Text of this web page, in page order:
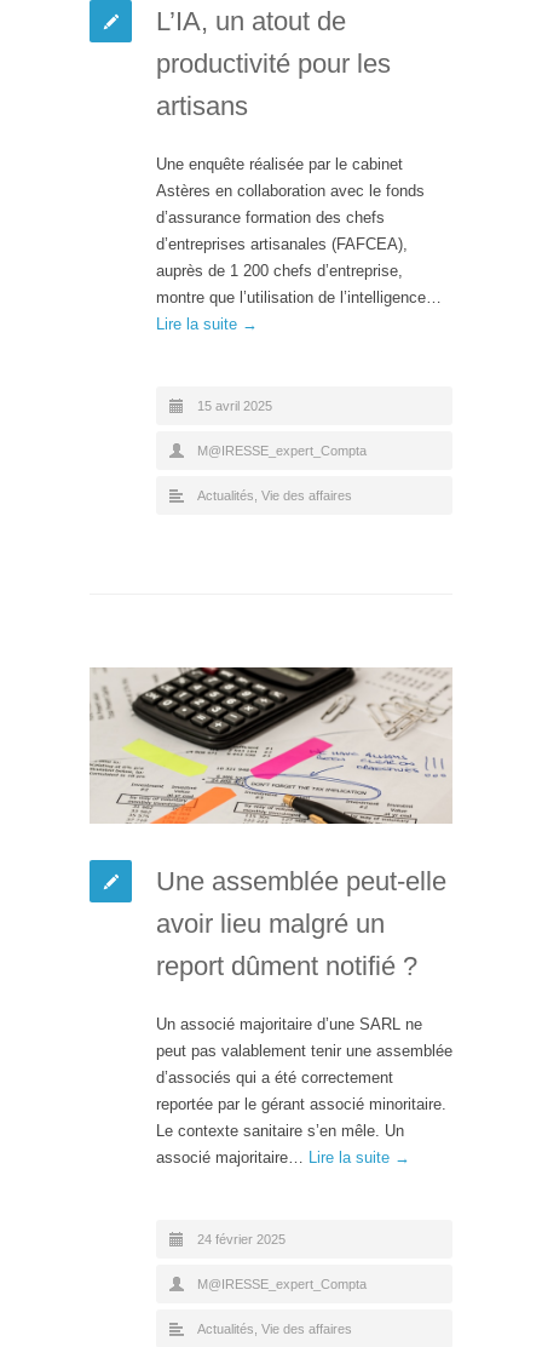
L’IA, un atout de
productivité pour les
artisans
Une enquête réalisée par le cabinet
Astères en collaboration avec le fonds
d’assurance formation des chefs
d’entreprises artisanales (FAFCEA),
auprès de 1 200 chefs d’entreprise,
montre que l’utilisation de l’intelligence…
Lire la suite →
15 avril 2025
M@IRESSE_expert_Compta
Actualités Vie des affaires
Une assemblée peut-elle
avoir lieu malgré un
report dûment notifié ?
Un associé majoritaire d’une SARL ne
peut pas valablement tenir une assemblée
d’associés qui a été correctement
reportée par le gérant associé minoritaire.
Le contexte sanitaire s’en mêle. Un
associé majoritaire…
Lire la suite →
24 février 2025
M@IRESSE_expert_Compta
Actualités Vie des affaires